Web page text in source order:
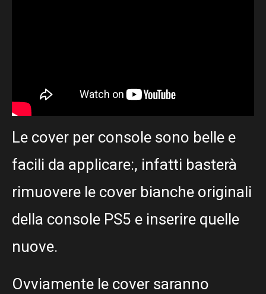
Le cover per console sono belle e
facili da applicare:, infatti basterà
rimuovere le cover bianche originali
della console PS5 e inserire quelle
nuove.
Ovviamente le cover saranno